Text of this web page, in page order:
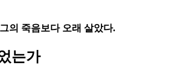
의 죽음보다 오래 살았다.
는가